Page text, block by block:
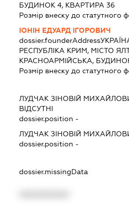
БУДИНОК 4, КВАРТИРА 36
Розмір внеску до статутного
ІОНІН ЕДУАРД ІГОРОВИЧ
dossier.founderAddress
РЕСПУБЛІКА КРИМ, МІСТО
КРАСНОАРМІЙСЬКА,
Розмір внеску до статутного
ЛУДЧАК ЗІНОВІЙ
ВІДСУТНІ
dossier.position -
ЛУДЧАК ЗІНОВІЙ
dossier.position -
dossier.missingData